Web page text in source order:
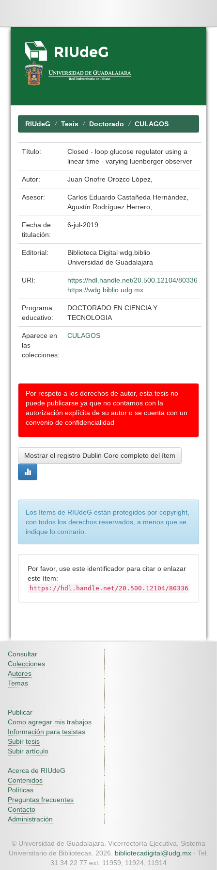
Skip
navigation
RIUdeG Tesis Doctorado CULAGOS
Título:
Closed - loop glucose regulator using a
linear time - varying luenberger observer
Autor: Juan Onofre Orozco López,
Asesor:
Carlos Eduardo Castañeda Hernández,
Agustín Rodríguez Herrero,
Fecha de
titulación:
6-jul-2019
Editorial:
Biblioteca Digital wdg.biblio
Universidad de Guadalajara
URI:
https://hdl.handle.net/20.500.12104/80336
https://wdg.biblio.udg.mx
Programa
educativo:
DOCTORADO EN CIENCIA Y
TECNOLOGIA
Aparece en
las
colecciones:
CULAGOS
Por respeto a los derechos de autor, esta tesis no
puede publicarse ya que no contamos con la
autorización explícita de su autor o se cuenta con un
convenio de confidencialidad
Mostrar el registro Dublin Core completo del ítem
Los ítems de RIUdeG están protegidos por copyright,
con todos los derechos reservados, a menos que se
indique lo contrario.
Por favor, use este identificador para citar o enlazar
este ítem:
https://hdl.handle.net/20.500.12104/80336
Consultar
Colecciones
Autores
Temas
Publicar
Como agregar mis trabajos
Información para tesistas
Subir tesis
Subir artículo
Acerca de RIUdeG
Contenidos
Políticas
Preguntas frecuentes
Contacto
Administración
© Universidad de Guadalajara. Vicerrectoría Ejecutiva. Sistema
Universitario de Bibliotecas. 2026. bibliotecadigital@udg.mx - Tel.
31 34 22 77 ext. 11959, 11924, 11914